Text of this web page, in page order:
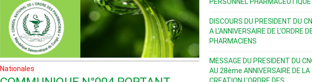
Nationales
DISCOURS DU PRESIDENT DU
A L'ANNIVERSAIRE DE L'ORDRE
PHARMACIENS
MESSAGE DU PRESIDENT DU
AU 28ème ANNIVERSAIRE DE LA